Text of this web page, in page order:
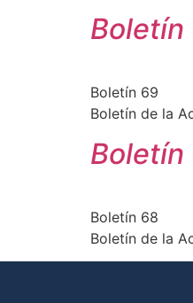
Boletín
Boletín 69
Boletín de la
Boletín
Boletín 68
Boletín de la